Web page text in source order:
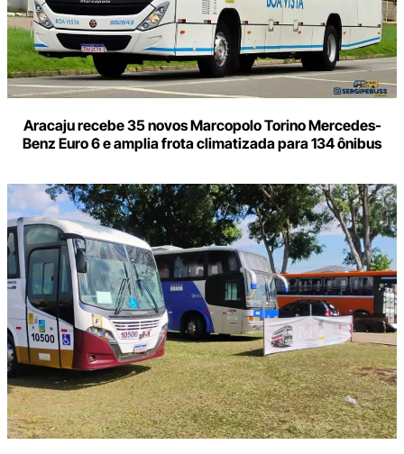
Aracaju recebe 35 novos Marcopolo Torino Mercedes-
Benz Euro 6 e amplia frota climatizada para 134 ônibus